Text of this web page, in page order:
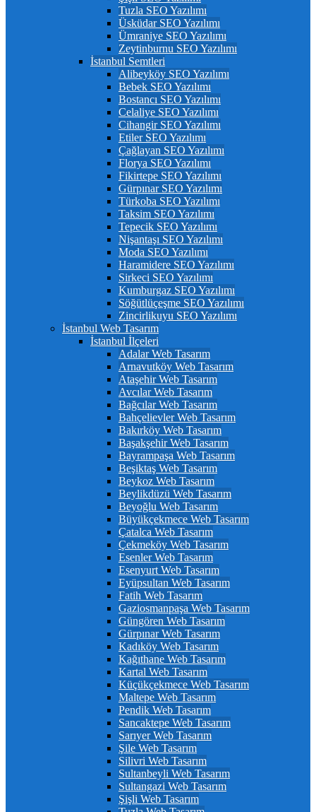
Tuzla SEO Yazılımı
Üsküdar SEO Yazılımı
Ümraniye SEO Yazılımı
Zeytinburnu SEO Yazılımı
İstanbul Semtleri
Alibeyköy SEO Yazılımı
Bebek SEO Yazılımı
Bostancı SEO Yazılımı
Celaliye SEO Yazılımı
Cihangir SEO Yazılımı
Etiler SEO Yazılımı
Çağlayan SEO Yazılımı
Florya SEO Yazılımı
Fikirtepe SEO Yazılımı
Gürpınar SEO Yazılımı
Türkoba SEO Yazılımı
Taksim SEO Yazılımı
Tepecik SEO Yazılımı
Nişantaşı SEO Yazılımı
Moda SEO Yazılımı
Haramidere SEO Yazılımı
Sirkeci SEO Yazılımı
Kumburgaz SEO Yazılımı
Söğütlüçeşme SEO Yazılımı
Zincirlikuyu SEO Yazılımı
İstanbul Web Tasarım
İstanbul İlçeleri
Adalar Web Tasarım
Arnavutköy Web Tasarım
Ataşehir Web Tasarım
Avcılar Web Tasarım
Bağcılar Web Tasarım
Bahçelievler Web Tasarım
Bakırköy Web Tasarım
Başakşehir Web Tasarım
Bayrampaşa Web Tasarım
Beşiktaş Web Tasarım
Beykoz Web Tasarım
Beylikdüzü Web Tasarım
Beyoğlu Web Tasarım
Büyükçekmece Web Tasarım
Çatalca Web Tasarım
Çekmeköy Web Tasarım
Esenler Web Tasarım
Esenyurt Web Tasarım
Eyüpsultan Web Tasarım
Fatih Web Tasarım
Gaziosmanpaşa Web Tasarım
Güngören Web Tasarım
Gürpınar Web Tasarım
Kadıköy Web Tasarım
Kağıthane Web Tasarım
Kartal Web Tasarım
Küçükçekmece Web Tasarım
Maltepe Web Tasarım
Pendik Web Tasarım
Sancaktepe Web Tasarım
Sarıyer Web Tasarım
Şile Web Tasarım
Silivri Web Tasarım
Sultanbeyli Web Tasarım
Sultangazi Web Tasarım
Şişli Web Tasarım